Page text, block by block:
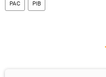
PAC PIB